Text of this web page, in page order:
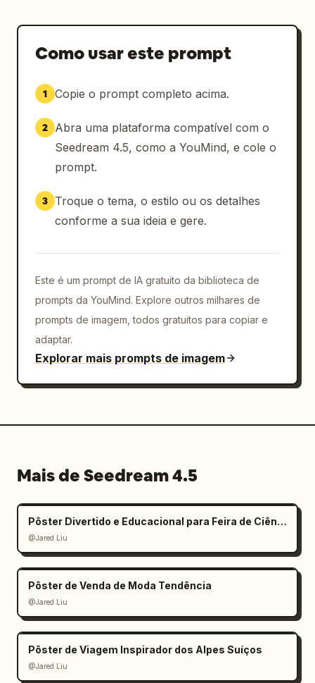
Como usar este prompt
1 Copie o prompt completo acima.
2
Abra uma plataforma compatível com o
Seedream 4.5, como a YouMind, e cole o
prompt.
3
Troque o tema, o estilo ou os detalhes
conforme a sua ideia e gere.
Este é um prompt de IA gratuito da biblioteca de
prompts da YouMind. Explore outros milhares de
prompts de imagem, todos gratuitos para copiar e
adaptar.
Explorar mais prompts de imagem
Mais de Seedream 4.5
Pôster Divertido e Educacional para Feira de Ciências Infantil
@Jared Liu
Pôster de Venda de Moda Tendência
@Jared Liu
Pôster de Viagem Inspirador dos Alpes Suíços
@Jared Liu